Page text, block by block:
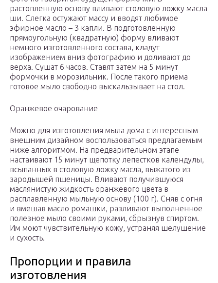
растопленную основу вливают столовую ложку масла
ши. Слегка остужают массу и вводят любимое
эфирное масло – 3 капли. В подготовленную
прямоугольную (квадратную) форму вливают
немного изготовленного состава, кладут
изображением вниз фотографию и доливают до
верха. Сушат 6 часов. Ставят затем на 5 минут
формочки в морозильник. После такого приема
готовое мыло свободно выскальзывает на стол.
Оранжевое очарование
Можно для изготовления мыла дома с интересным
внешним дизайном воспользоваться предлагаемым
ниже алгоритмом. На предварительном этапе
настаивают 15 минут щепотку лепестков календулы,
всыпанных в столовую ложку масла, выжатого из
зародышей пшеницы. Вливают получившуюся
маслянистую жидкость оранжевого цвета в
расплавленную мыльную основу (100 г). Сняв с огня
и вмешав масло ромашки, разливают выполненное
полезное мыло своими руками, сбрызнув спиртом.
Им моют чувствительную кожу, устраняя шелушение
и сухость.
Пропорции и правила
изготовления